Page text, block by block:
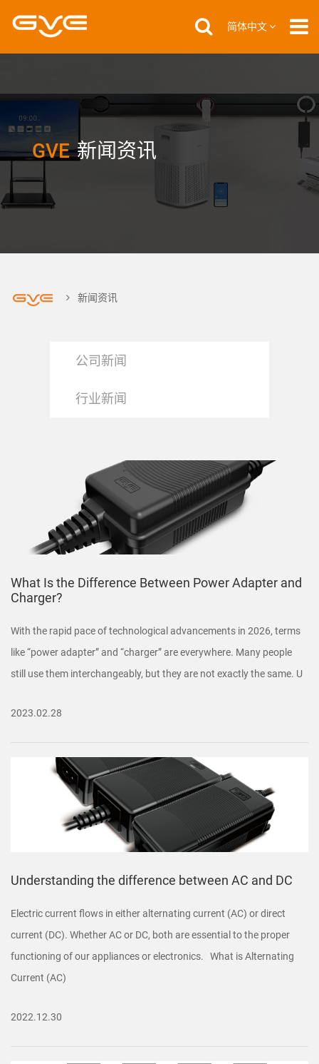
简体中文
GVE 新闻资讯
新闻资讯
公司新闻
行业新闻
What Is the Difference Between Power Adapter and
Charger?
With the rapid pace of technological advancements in 2026, terms
like “power adapter” and “charger” are everywhere. Many people
still use them interchangeably, but they are not exactly the same. U
2023.02.28
Understanding the difference between AC and DC
Electric current flows in either alternating current (AC) or direct
current (DC). Whether AC or DC, both are essential to the proper
functioning of our appliances or electronics. What is Alternating
Current (AC)
2022.12.30